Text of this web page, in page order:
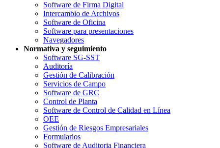
Software de Firma Digital
Intercambio de Archivos
Software de Oficina
Software para presentaciones
Navegadores
Normativa y seguimiento
Software SG-SST
Auditoría
Gestión de Calibración
Servicios de Campo
Software de GRC
Control de Planta
Software de Control de Calidad en Línea
OEE
Gestión de Riesgos Empresariales
Formularios
Software de Auditoria Financiera